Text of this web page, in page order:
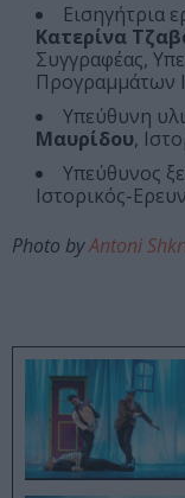
Εισηγήτρια
Κατερίνα
Συγγραφέας,
Υπεύθυνη
Μαυρίδου,
Υπεύθυνος
Ιστορικός-
Photo byAntoni